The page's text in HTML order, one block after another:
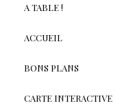
A TABLE !
ACCUEIL
BONS PLANS
CARTE INTERACTIVE